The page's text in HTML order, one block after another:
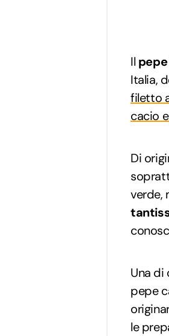
Il pepe
Italia,
filetto
cacio
Di
verde,
Una di
pepe
le